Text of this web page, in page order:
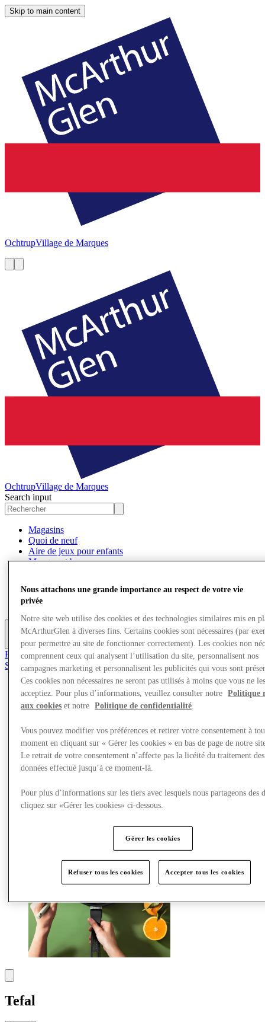
Skip to main content
OchtrupVillage de Marques
OchtrupVillage de Marques
Search input
Magasins
Quoi de neuf
Aire de jeux pour enfants
Mangez et buvez
Services
Carrières
Plus
Rejoignez le club
Sauvé
fr
Magasins
Quoi de neuf
Mangez et buvez
Visite
Cartes cadeaux
Services
Carrières
Plus
Tefal
Nous attachons une grande importance au respect de votre vie
privée
Notre site web utilise des cookies et des technologies similaires mis en
McArthurGlen à diverses fins. Certains cookies sont nécessaires (par
pour permettre au site de fonctionner correctement). Les cookies non
comprennent ceux qui analysent l’utilisation du site, personnalisent nos
campagnes marketing et personnalisent les publicités qui vous sont
Ces cookies non nécessaires ne seront pas utilisés à moins que vous ne
acceptiez. Pour plus d’informations, veuillez consulter notre
Politique
aux cookies et notre Politique de confidentialité.
Vous pouvez modifier vos préférences et retirer votre consentement à
moment en cliquant sur « Gérer les cookies » en bas de page de notre
Le retrait de votre consentement n’affecte pas la licéité du traitement des
données effectué jusqu’à ce moment-là.
Pour plus d’informations sur les tiers avec lesquels nous partageons des
cliquez sur «Gérer les cookies» ci-dessous.
Gérer les cookies
Refuser tous les cookies Accepter tous les cookies